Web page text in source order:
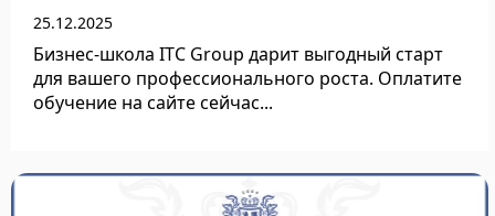
25.12.2025
Бизнес-школа ITC Group дарит выгодный старт
для вашего профессионального роста. Оплатите
обучение на сайте сейчас...
Подробнее